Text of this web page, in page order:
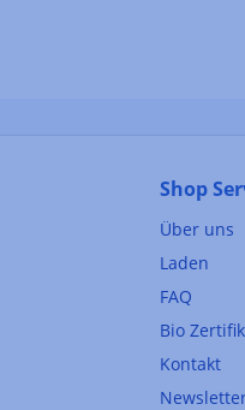
Shop
Über uns
Laden
FAQ
Bio
Kontakt